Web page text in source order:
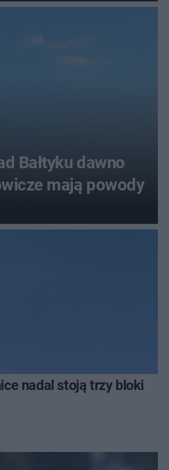
Bałtyku dawno
mają powody
nadal stoją trzy bloki